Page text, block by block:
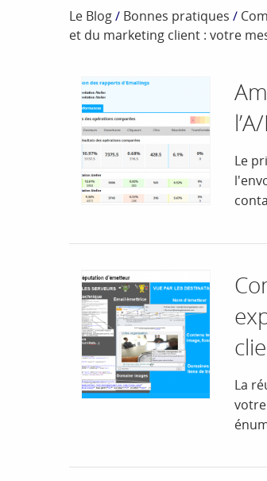
Le Blog/ Bonnes pratiques /
et du marketing client : votre
Le
La